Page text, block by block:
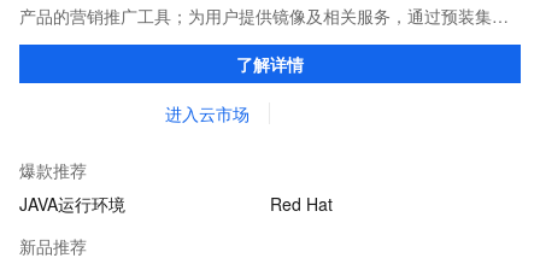
产品的营销推广工具；为用户提供镜像及相关服务，通过预装集成
环境及软件，实现云服务器即开即于阿里云的独立软件类，包括商
业软件、系统软件、营销软件等。了解详情
进入云市场
爆款推荐
JAVA运行环境
Red Hat
新品推荐